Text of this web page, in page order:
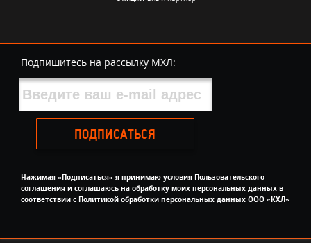
Подпишитесь на рассылку МХЛ:
ПОДПИСАТЬСЯ
Нажимая «Подписаться» я принимаю условия Пользовательского
соглашения и соглашаюсь на обработку моих персональных данных в
соответствии с Политикой обработки персональных данных ООО «КХЛ»